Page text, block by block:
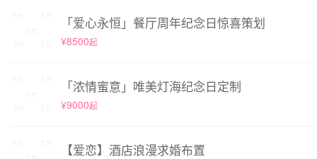
「爱心永恒」餐厅周年纪念日惊喜策划
¥8500起
「浓情蜜意」唯美灯海纪念日定制
¥9000起
【爱恋】酒店浪漫求婚布置